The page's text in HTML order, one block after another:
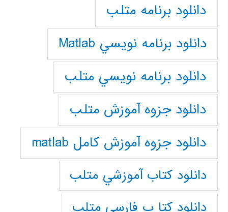
دانلود برنامه متلب
دانلود برنامه نويسي Matlab
دانلود برنامه نويسي متلب
دانلود جزوه آموزش متلب
دانلود جزوه آموزش کامل matlab
دانلود كتاب آموزشي متلب
دانلود كتا ب فارسي متلب